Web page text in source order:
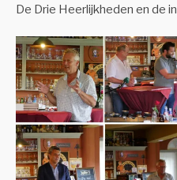
De Drie Heerlijkheden en de